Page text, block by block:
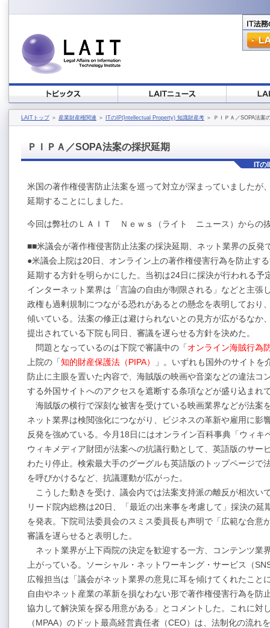
LAITトップ＞ 産業財産権関連 ＞ ITのIP(Intellectual Property) 知識財産考 ＞ ＰＩＰＡ／SOPA法案
ＰＩＰＡ／SOPA法案の採択延期
IT
米国の著作権侵害防止法案を巡って対立が深まっていましたが
延期することにしました。
今回は弊社のＬＡＩＴ Ｎｅｗｓ（ライト ニュース）からの
■■米議会が著作権侵害防止法案の採決延期、ネット業界の反発
●米議会上院は20日、オンライン上の著作権侵害行為を防止す
延期する方針を明らかにした。当初は24日に採決が行われる予
インターネット業界は「言論の自由が制限される」などと主張
政権も過剰規制につながる恐れがあるとの懸念を表明しており
傾いている。法案の修正は避けられないとの見方が広がるなか
提出されている下院も同日、審議を遅らせる方針を決めた。
問題となっているのは下院で審議中の「オンライン海賊行為
上院の「知的財産保護法（PIPA）
」。いずれも国外のサイトを
防止に主眼を置いた内容で、海賊版の映画や音楽などの違法コ
する外国サイトへのアクセスを遮断する条項などが盛り込まれ
海賊版の横行で深刻な被害を受けている映画業界などが法案
ネット業界は検閲強化につながり、ビジネスの革新や雇用に影
反発を強めている。今月18日にはオンライン百科事典「ウィキ
ウィキメディア財団が法案への抗議行動として、英語版のサー
わたり停止。検索最大手のグーグルも英語版のトップページで
を呼びかけるなど、抗議運動が広がった。
こうした動きを受け、議会内では法案支持派の離反が相次い
リード院内総務は20日、「最近の出来事を考慮して」採決の延
を発表。下院司法委員会のスミス委員長も声明で「広範な合意
審議を遅らせると表明した。
ネット業界が上下両院の決定を歓迎する一方、コンテンツ業
上がっている。ソーシャル・ネットワーキング・サービス（
広報担当は「議会がネット業界の意見に耳を傾けてくれたこと
自由やネット産業の革新を損なわない形で著作権侵害行為を防
協力して解決策を探る用意がある」とコメントした。これに対
（MPAA）のドット最高経営責任者（CEO）は、法制化の流れ